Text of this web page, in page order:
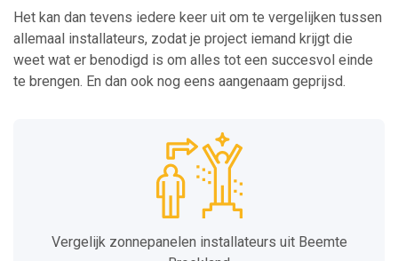
Het kan dan tevens iedere keer uit om te vergelijken tussen
allemaal installateurs, zodat je project iemand krijgt die
weet wat er benodigd is om alles tot een succesvol einde
te brengen. En dan ook nog eens aangenaam geprijsd.
Vergelijk zonnepanelen installateurs uit Beemte